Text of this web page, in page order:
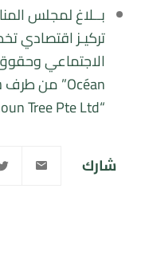
بــلاغ لمجلس
“Lymoun Tree Pte Ltd”
شارك